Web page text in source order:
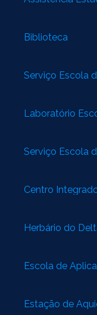
Biblioteca
Serviço Escola
Laboratório
Serviço Escola
Centro
Herbário do
Escola de
Estação de